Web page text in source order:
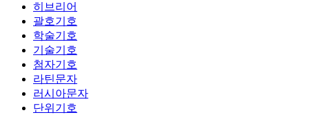
히브리어
괄호기호
학술기호
기술기호
첨자기호
라틴문자
러시아문자
단위기호